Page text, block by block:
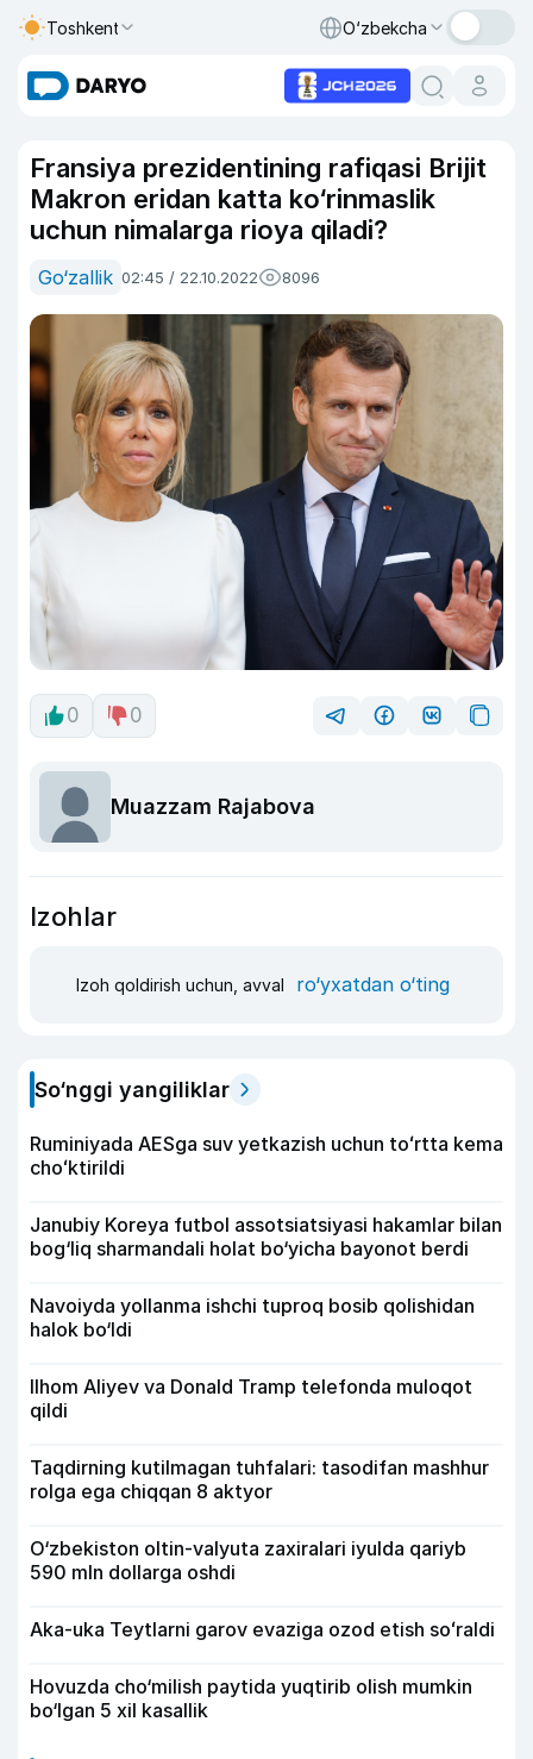
Toshkent O‘zbekcha
Fransiya prezidentining rafiqasi Brijit
Makron eridan katta ko‘rinmaslik
uchun nimalarga rioya qiladi?
Go‘zallik 02:45 / 22.10.2022 8096
0 0
Muazzam Rajabova
Izohlar
Izoh qoldirish uchun, avval ro‘yxatdan o‘ting
So‘nggi yangiliklar
Ruminiyada AESga suv yetkazish uchun toʻrtta kema
choʻktirildi
Janubiy Koreya futbol assotsiatsiyasi hakamlar bilan
bog‘liq sharmandali holat bo‘yicha bayonot berdi
Navoiyda yollanma ishchi tuproq bosib qolishidan
halok bo‘ldi
Ilhom Aliyev va Donald Tramp telefonda muloqot
qildi
Taqdirning kutilmagan tuhfalari: tasodifan mashhur
rolga ega chiqqan 8 aktyor
O‘zbekiston oltin-valyuta zaxiralari iyulda qariyb
590 mln dollarga oshdi
Aka-uka Teytlarni garov evaziga ozod etish soʻraldi
Hovuzda cho‘milish paytida yuqtirib olish mumkin
bo‘lgan 5 xil kasallik